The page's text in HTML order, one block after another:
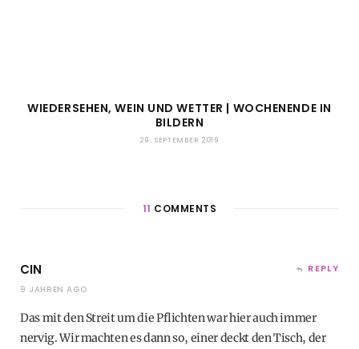
WIEDERSEHEN, WEIN UND WETTER | WOCHENENDE IN
BILDERN
29. SEPTEMBER 2019
11 COMMENTS
CIN
9 JAHREN AGO
REPLY
Das mit den Streit um die Pflichten war hier auch immer
nervig. Wir machten es dann so, einer deckt den Tisch, der